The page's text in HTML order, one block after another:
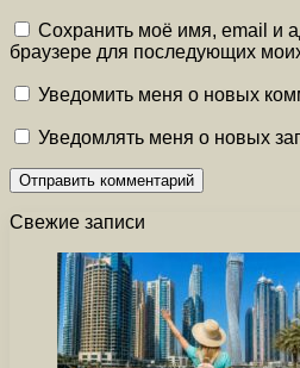
Сохранить моё имя, email и
браузере для последующих
Уведомить меня о новых
Уведомлять меня о новых
Свежие записи